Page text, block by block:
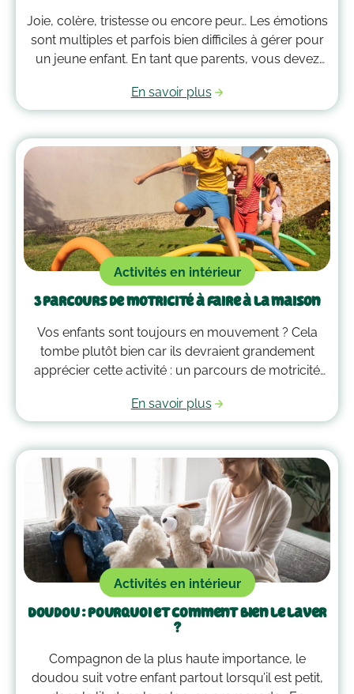
Joie, colère, tristesse ou encore peur… Les émotions
sont multiples et parfois bien difficiles à gérer pour
un jeune enfant. En tant que parents, vous devez
plus d’un tour dans votre sac pour les
accompagner. Voici quelques outils qui peuvent
vous guider dans la gestion des émotions de vos
enfants !
En savoir plus
Activités en intérieur
3 parcours de motricité à faire à la maison
Vos enfants sont toujours en mouvement ? Cela
tombe plutôt bien car ils devraient grandement
apprécier cette activité : un parcours de motricité
qui vous guideront pour savoir comment faire un
parcours de motricité à la maison !
En savoir plus
Activités en intérieur
Doudou : pourquoi et comment bien le laver
?
Compagnon de la plus haute importance, le
doudou suit votre enfant partout lorsqu’il est petit,